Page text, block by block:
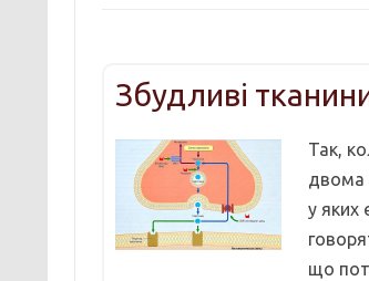
Збудливі
Так,
двома
у яких
що